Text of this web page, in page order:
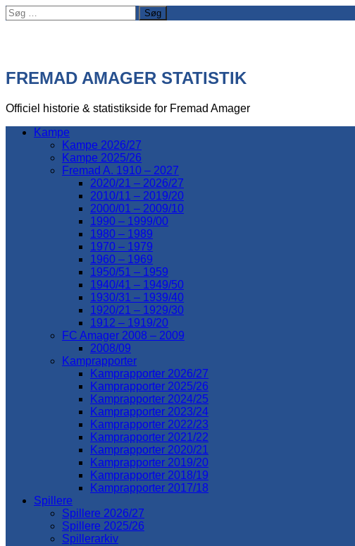
Søg
efter:
FREMAD AMAGER STATISTIK
Officiel historie & statistikside for Fremad Amager
Kampe
Kampe 2026/27
Kampe 2025/26
Fremad A. 1910 – 2027
2020/21 – 2026/27
2010/11 – 2019/20
2000/01 – 2009/10
1990 – 1999/00
1980 – 1989
1970 – 1979
1960 – 1969
1950/51 – 1959
1940/41 – 1949/50
1930/31 – 1939/40
1920/21 – 1929/30
1912 – 1919/20
FC Amager 2008 – 2009
2008/09
Kamprapporter
Kamprapporter 2026/27
Kamprapporter 2025/26
Kamprapporter 2024/25
Kamprapporter 2023/24
Kamprapporter 2022/23
Kamprapporter 2021/22
Kamprapporter 2020/21
Kamprapporter 2019/20
Kamprapporter 2018/19
Kamprapporter 2017/18
Spillere
Spillere 2026/27
Spillere 2025/26
Spillerarkiv